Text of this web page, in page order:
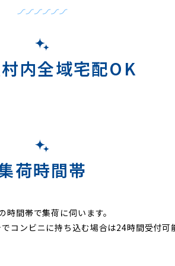
内全域宅配OK
荷時間帯
時間帯で集荷に伺います。
コンビニに持ち込む場合は24時間受付可